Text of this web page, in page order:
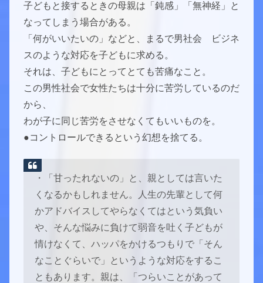
子どもと接するときの母親は「鈍感」「無神経」と
なってしまう場合がある。
「何がいいたいの」などと、まるで男社会 ビジネ
スのような対応を子どもに求める。
それは、子どもにとってとても苦痛なこと。
この男性社会で女性たちは十分に苦労しているのだ
から、
わが子に同じ苦労をさせなくてもいいものを。
●コントロールできるという幻想を捨てる。
・「甘ったれないの」と、親としては言いた
くなるかもしれません。人生の先輩として何
かアドバイスしてやらなくてはという気負い
や、そんな悩みに負けて弱音を吐く子どもが
情けなくて、ハッパをかけるつもりで「そん
なことぐらいで」というような対応をするこ
ともあります。親は、「つらいことがあって